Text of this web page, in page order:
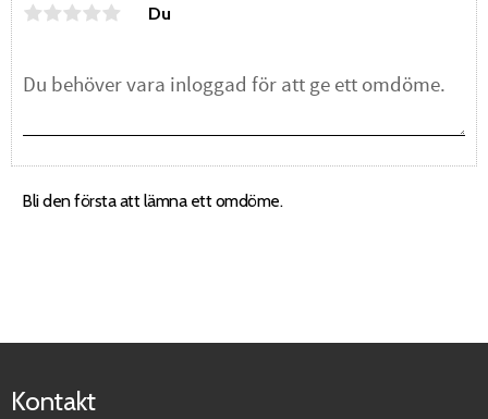
Du
Bli den första att lämna ett omdöme.
Kontakt